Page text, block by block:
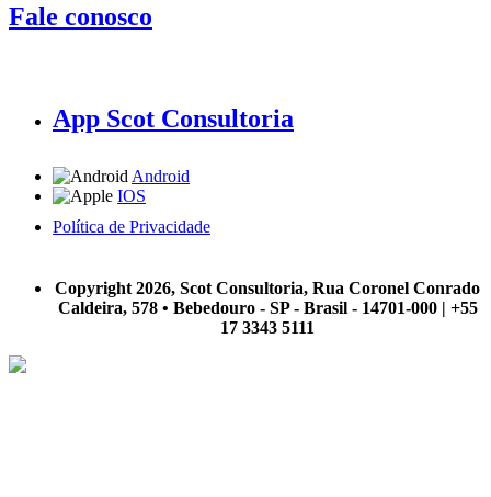
Fale conosco
App Scot Consultoria
Android
IOS
Política de Privacidade
Copyright 2026, Scot Consultoria, Rua Coronel Conrado
Caldeira, 578 • Bebedouro - SP - Brasil - 14701-000 | +55
17 3343 5111